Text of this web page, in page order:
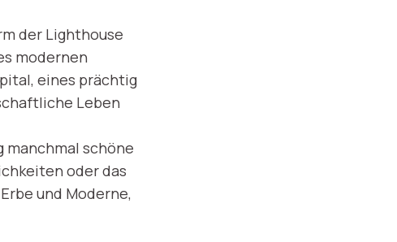
der Lighthouse
modernen
eines prächtig
Leben
manchmal schöne
oder das
und Moderne,